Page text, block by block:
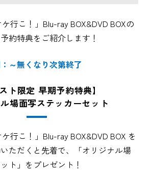
行こ！」Blu-ray BOX&DVD BOXの
約特典をご紹介します！
～無くなり次第終了
ト限定 早期予約特典】
場面写ステッカーセット
行こ！」Blu-ray BOX&DVD BOX を
ただくと先着で、「オリジナル場
ト」をプレゼント！